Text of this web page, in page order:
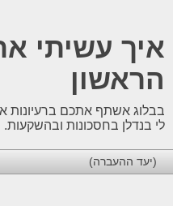
איך עשיתי
הראשון
בבלוג אשתף אתכם ברעיונות
לי בנדלן בחסכונות ובהשקעות.